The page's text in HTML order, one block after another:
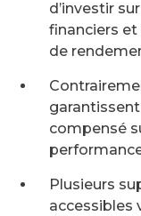
d’investir
financiers
de
compensé
Plusieurs
accessibles